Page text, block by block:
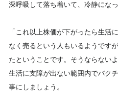
深呼吸して落ち着いて、冷静にな
「これ以上株価が下がったら生活
なく売るという人もいるようです
たということです。そうならない
生活に支障が出ない範囲内でバク
事にしましょう。